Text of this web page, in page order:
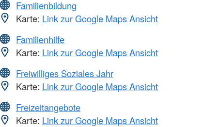
Familienbildung
Karte: Link zur Google Maps Ansicht
Familienhilfe
Karte: Link zur Google Maps Ansicht
Freiwilliges Soziales Jahr
Karte: Link zur Google Maps Ansicht
Freizeitangebote
Karte: Link zur Google Maps Ansicht